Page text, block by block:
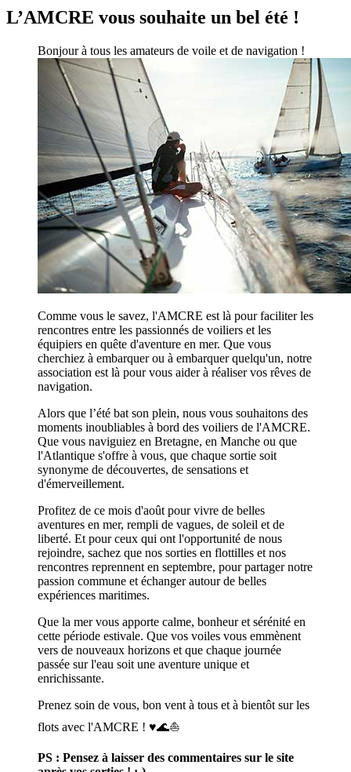
L’AMCRE vous souhaite un bel été !
Bonjour à tous les amateurs de voile et de navigation !
Comme vous le savez, l'AMCRE est là pour faciliter les
rencontres entre les passionnés de voiliers et les
équipiers en quête d'aventure en mer. Que vous
cherchiez à embarquer ou à embarquer quelqu'un, notre
association est là pour vous aider à réaliser vos rêves de
navigation.
Alors que l’été bat son plein, nous vous souhaitons des
moments inoubliables à bord des voiliers de l'AMCRE.
Que vous naviguiez en Bretagne, en Manche ou que
l'Atlantique s'offre à vous, que chaque sortie soit
synonyme de découvertes, de sensations et
d'émerveillement.
Profitez de ce mois d'août pour vivre de belles
aventures en mer, rempli de vagues, de soleil et de
liberté. Et pour ceux qui ont l'opportunité de nous
rejoindre, sachez que nos sorties en flottilles et nos
rencontres reprennent en septembre, pour partager notre
passion commune et échanger autour de belles
expériences maritimes.
Que la mer vous apporte calme, bonheur et sérénité en
cette période estivale. Que vos voiles vous emmènent
vers de nouveaux horizons et que chaque journée
passée sur l'eau soit une aventure unique et
enrichissante.
Prenez soin de vous, bon vent à tous et à bientôt sur les
flots avec l'AMCRE ! ♥️🌊⛵
PS : Pensez à laisser des commentaires sur le site